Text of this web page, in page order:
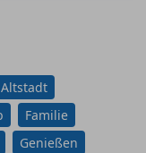
Altstadt
Familie
Genießen